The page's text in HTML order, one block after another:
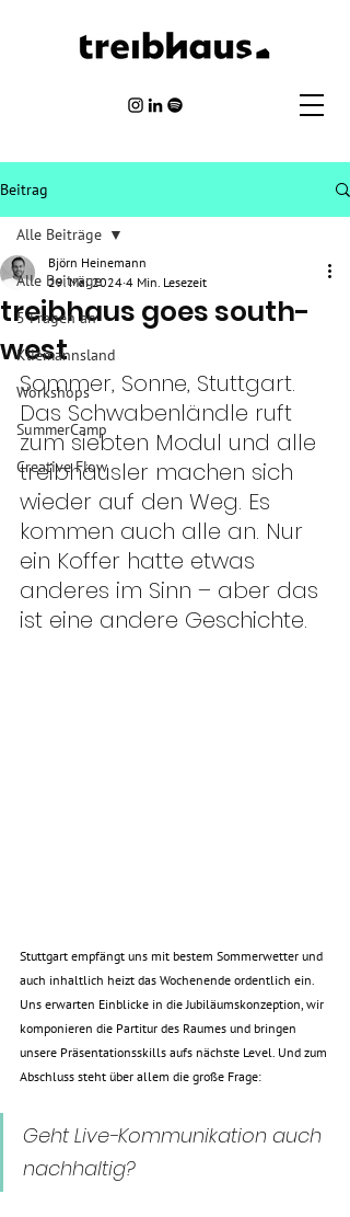
Beitrag
Alle Beiträge
5 Fragen an
Kliemannsland
Workshops
SummerCamp
Creative Flow
Alle Beiträge
treibhaus goes south-
west
Björn Heinemann
29. Mai 2024 4 Min. Lesezeit
Sommer, Sonne, Stuttgart.
Das Schwabenländle ruft
zum siebten Modul und alle
treibhäusler machen sich
wieder auf den Weg. Es
kommen auch alle an. Nur
ein Koffer hatte etwas
anderes im Sinn – aber das
ist eine andere Geschichte.
Stuttgart empfängt uns mit bestem Sommerwetter und
auch inhaltlich heizt das Wochenende ordentlich ein.
Uns erwarten Einblicke in die Jubiläumskonzeption, wir
komponieren die Partitur des Raumes und bringen
unsere Präsentationsskills aufs nächste Level. Und zum
Abschluss steht über allem die große Frage:
Geht Live-Kommunikation auch
nachhaltig?